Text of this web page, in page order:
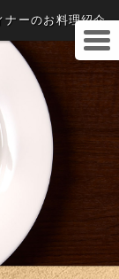
ナーのお料理紹介